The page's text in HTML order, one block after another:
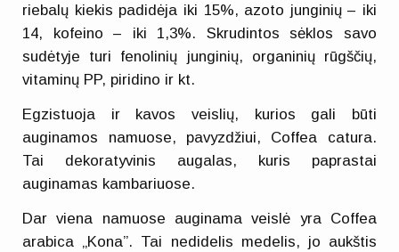
riebalų kiekis padidėja iki 15%, azoto junginių – iki
14, kofeino – iki 1,3%. Skrudintos sėklos savo
sudėtyje turi fenolinių junginių, organinių rūgščių,
vitaminų PP, piridino ir kt.
Egzistuoja ir kavos veislių, kurios gali būti
auginamos namuose, pavyzdžiui, Cоffea catura.
Tai dekoratyvinis augalas, kuris paprastai
auginamas kambariuose.
Dar viena namuose auginama veislė yra Cоffea
arabica „Kona”. Tai nedidelis medelis, jo aukštis